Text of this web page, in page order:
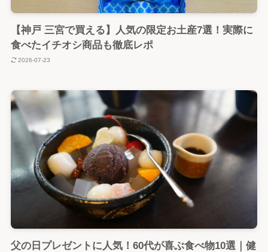
【神戸 三宮で買える】人気の限定お土産7選！実際に
食べたイチオシ商品も徹底レポ
2026-07-23
父の日プレゼントに人気！60代が喜ぶ食べ物10選｜健